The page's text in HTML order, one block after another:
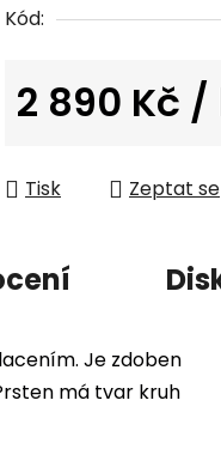
Kód:
2 890 Kč /
Tisk Zeptat se
Je zdoben
má tvar kruh